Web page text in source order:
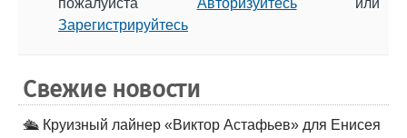
пожалуйста Авторизуйтесьили
Зарегистрируйтесь
Свежие новости
🛳️ Круизный лайнер «Виктор Астафьев» для Енисея